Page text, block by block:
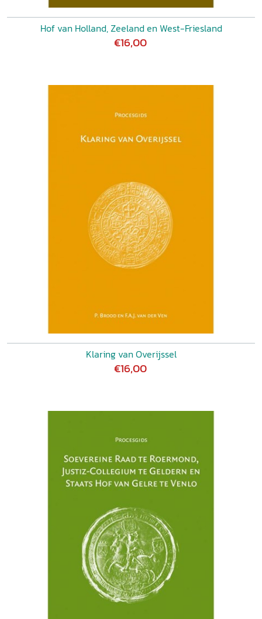
Hof van Holland, Zeeland en West-Friesland
€16,00
Klaring van Overijssel
€16,00